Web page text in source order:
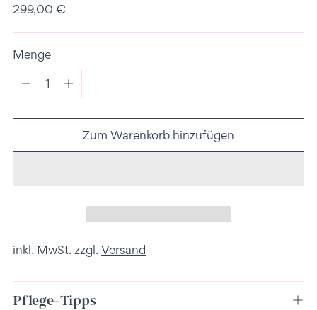
Regulärer
299,00 €
Menge
Menge
Zum Warenkorb hinzufügen
inkl. MwSt. zzgl. Versand
Pflege-Tipps